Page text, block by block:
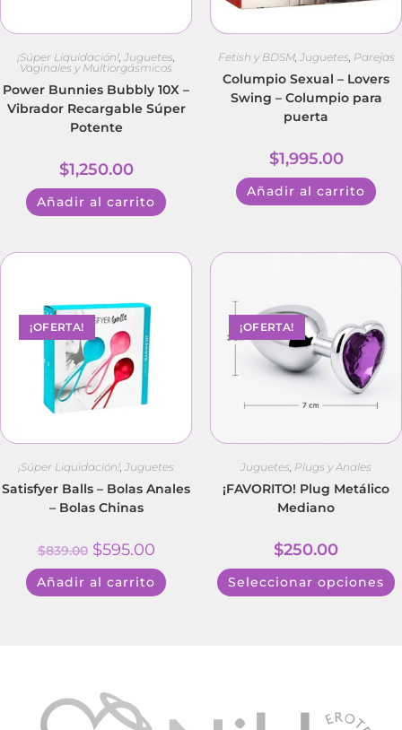
¡Súper Liquidación! Juguetes
Vaginales y Multiorgásmicos
Power Bunnies Bubbly 10X –
Vibrador Recargable Súper
Potente
$1,250.00
Añadir al carrito
Fetish y BDSM, Juguetes Parejas
Columpio Sexual – Lovers
Swing – Columpio para
puerta
$1,995.00
Añadir al carrito
¡OFERTA!
¡Súper Liquidación! Juguetes
Satisfyer Balls – Bolas Anales
– Bolas Chinas
$839.00 $595.00
Añadir al carrito
¡OFERTA!
Juguetes Plugs y Anales
¡FAVORITO! Plug Metálico
Mediano
$250.00
Seleccionar opciones